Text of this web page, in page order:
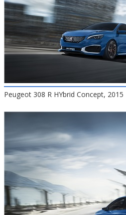
Peugeot 308 R HYbrid Concept, 2015